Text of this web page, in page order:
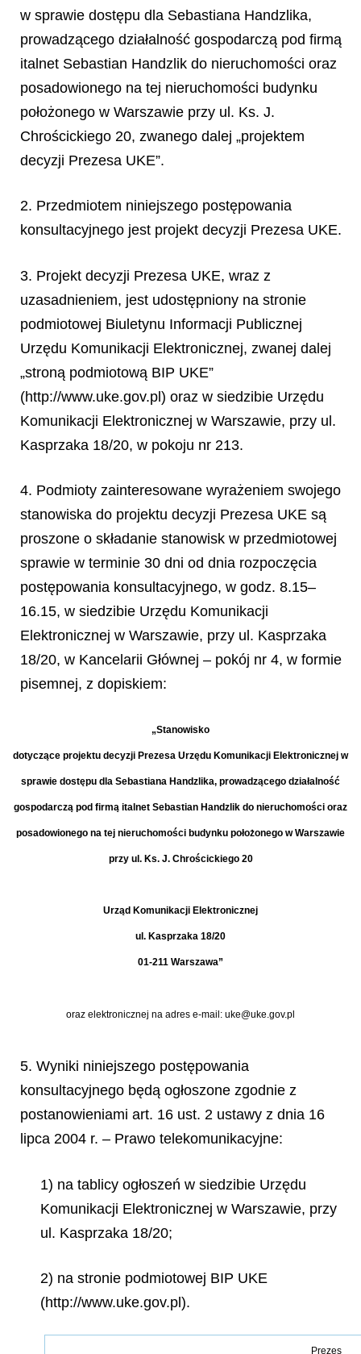
w sprawie dostępu dla Sebastiana Handzlika,
prowadzącego działalność gospodarczą pod firmą
italnet Sebastian Handzlik do nieruchomości oraz
posadowionego na tej nieruchomości budynku
położonego w Warszawie przy ul. Ks. J.
Chrościckiego 20, zwanego dalej „projektem
decyzji Prezesa UKE”.
2. Przedmiotem niniejszego postępowania
konsultacyjnego jest projekt decyzji Prezesa UKE.
3. Projekt decyzji Prezesa UKE, wraz z
uzasadnieniem, jest udostępniony na stronie
podmiotowej Biuletynu Informacji Publicznej
Urzędu Komunikacji Elektronicznej, zwanej dalej
„stroną podmiotową BIP UKE”
(http://www.uke.gov.pl) oraz w siedzibie Urzędu
Komunikacji Elektronicznej w Warszawie, przy ul.
Kasprzaka 18/20, w pokoju nr 213.
4. Podmioty zainteresowane wyrażeniem swojego
stanowiska do projektu decyzji Prezesa UKE są
proszone o składanie stanowisk w przedmiotowej
sprawie w terminie 30 dni od dnia rozpoczęcia
postępowania konsultacyjnego, w godz. 8.15–
16.15, w siedzibie Urzędu Komunikacji
Elektronicznej w Warszawie, przy ul. Kasprzaka
18/20, w Kancelarii Głównej – pokój nr 4, w formie
pisemnej, z dopiskiem:
„Stanowisko
dotyczące projektu decyzji Prezesa Urzędu Komunikacji Elektronicznej w
sprawie dostępu dla Sebastiana Handzlika, prowadzącego działalność
gospodarczą pod firmą italnet Sebastian Handzlik do nieruchomości oraz
posadowionego na tej nieruchomości budynku położonego w Warszawie
przy ul. Ks. J. Chrościckiego 20
Urząd Komunikacji Elektronicznej
ul. Kasprzaka 18/20
01-211 Warszawa”
oraz elektronicznej na adres e-mail: uke@uke.gov.pl
5. Wyniki niniejszego postępowania
konsultacyjnego będą ogłoszone zgodnie z
postanowieniami art. 16 ust. 2 ustawy z dnia 16
lipca 2004 r. – Prawo telekomunikacyjne:
1) na tablicy ogłoszeń w siedzibie Urzędu
Komunikacji Elektronicznej w Warszawie, przy
ul. Kasprzaka 18/20;
2) na stronie podmiotowej BIP UKE
(http://www.uke.gov.pl).
Prezes